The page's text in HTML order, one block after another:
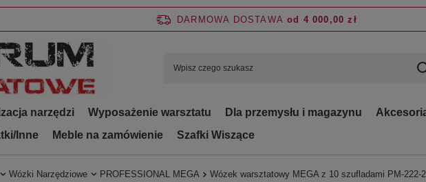
DARMOWA DOSTAWA od 4 000,00 zł
narzędzi Wyposażenie warsztatu Dla przemysłu i magazynu
Inne Meble na zamówienie Szafki Wiszące
Wózki Narzędziowe PROFESSIONAL MEGA Wózek warsztatowy MEGA z 10 szufladami PM-222-